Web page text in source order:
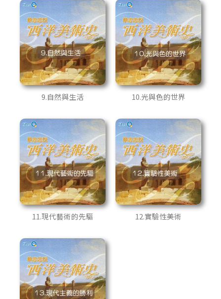
9.自然與生活 10.光與色的世界
11.現代藝術的先驅 12.實驗性美術